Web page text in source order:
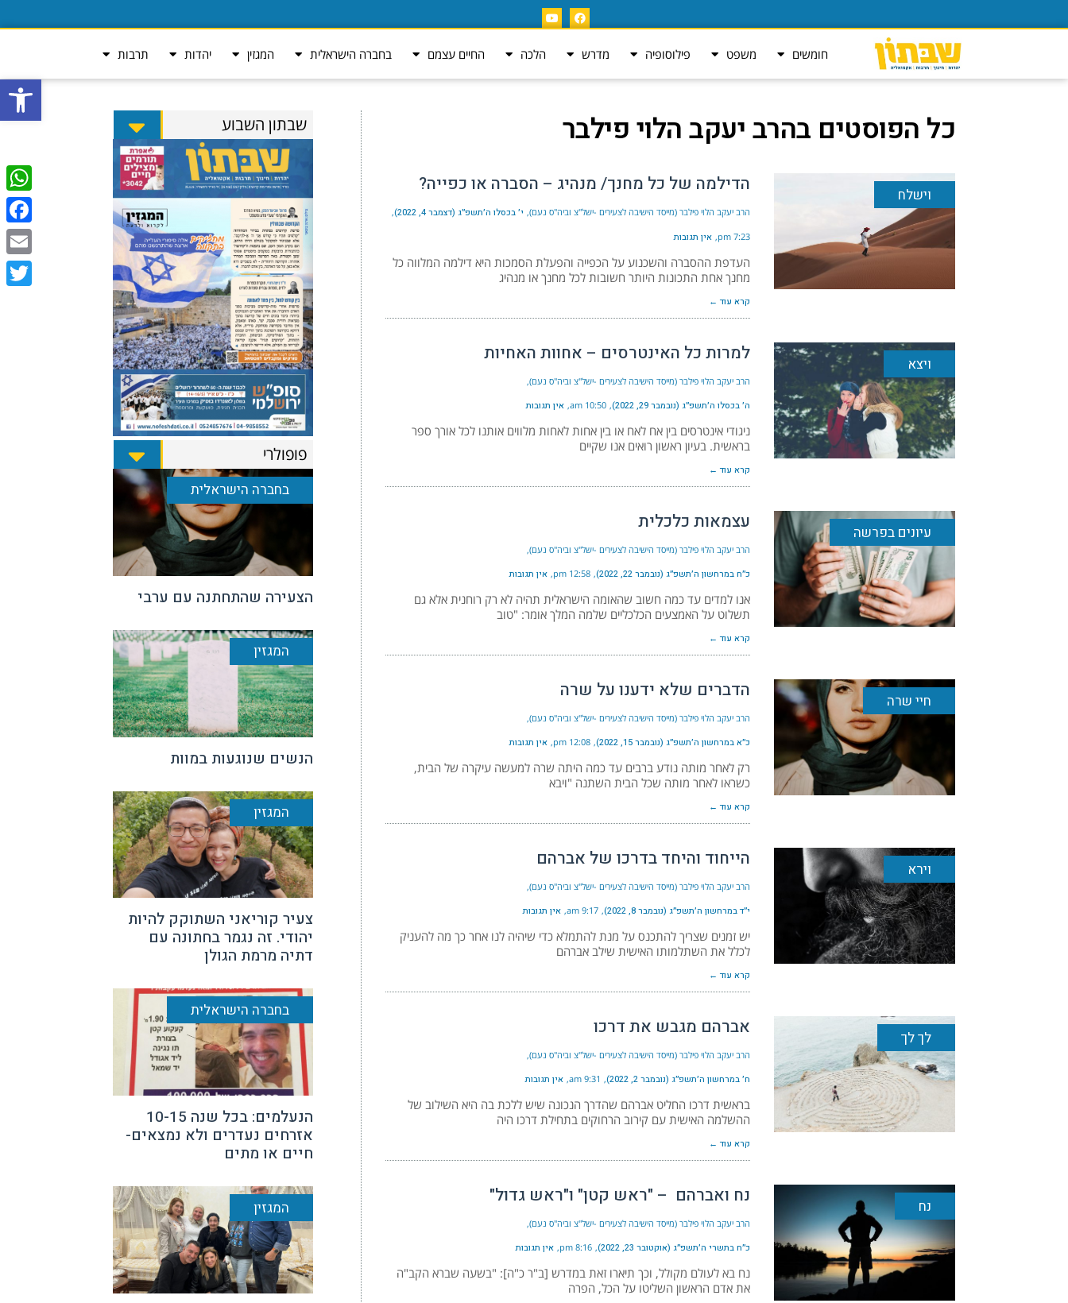
פתח
חומשים משפט פילוסופיה מדרש הלכה החיים עצמם בחברה הישראלית המגזין יהדות תרבות
כל הפוסטים בהרב יעקב הלוי פילבר
וישלח הדילמה של כל מחנך/ מנהיג – הסברה או כפייה?
הרב יעקב הלוי פילבר (מייסד הישיבה לצעירים -ישל"צ וביה"ס נעם) י׳ בכסלו ה׳תשפ״ג (דצמבר 4, 2022)
7:23 pm אין תגובות
העדפת ההסברה והשכנוע על הכפייה והפעלת הסמכות היא דילמה המלווה כל
מחנך אחת התכונות היותר חשובות לכל מחנך או מנהיג
קרא עוד ←
ויצא למרות כל האינטרסים – אחוות האחיות
הרב יעקב הלוי פילבר (מייסד הישיבה לצעירים -ישל"צ וביה"ס נעם)
ה׳ בכסלו ה׳תשפ״ג (נובמבר 29, 2022) 10:50 am אין תגובות
ניגודי אינטרסים בין אח לאח או בין אחות לאחות מלווים אותנו לכל אורך ספר
בראשית. בעיון ראשון רואים אנו שקיים
קרא עוד ←
עיונים בפרשה עצמאות כלכלית
הרב יעקב הלוי פילבר (מייסד הישיבה לצעירים -ישל"צ וביה"ס נעם)
כ״ח במרחשון ה׳תשפ״ג (נובמבר 22, 2022) 12:58 pm אין תגובות
אנו למדים עד כמה חשוב שהאומה הישראלית תהיה לא רק רוחנית אלא גם
תשלוט על האמצעים הכלכליים שלמה המלך אומר: "טוב
קרא עוד ←
חיי שרה הדברים שלא ידענו על שרה
הרב יעקב הלוי פילבר (מייסד הישיבה לצעירים -ישל"צ וביה"ס נעם)
כ״א במרחשון ה׳תשפ״ג (נובמבר 15, 2022) 12:08 pm אין תגובות
רק לאחר מותה נודע ברבים עד כמה היתה שרה למעשה עיקרה של הבית,
כשראו לאחר מותה שכל הבית השתנה "ויבא
קרא עוד ←
וירא הייחוד והיחד בדרכו של אברהם
הרב יעקב הלוי פילבר (מייסד הישיבה לצעירים -ישל"צ וביה"ס נעם)
י״ד במרחשון ה׳תשפ״ג (נובמבר 8, 2022) 9:17 am אין תגובות
יש זמנים שצריך להתכנס על מנת להתמלא כדי שיהיה לנו אחר כך מה להעניק
לכלל את השתלמותו האישית שילב אברהם
קרא עוד ←
לך לך אברהם מגבש את דרכו
הרב יעקב הלוי פילבר (מייסד הישיבה לצעירים -ישל"צ וביה"ס נעם)
ח׳ במרחשון ה׳תשפ״ג (נובמבר 2, 2022) 9:31 am אין תגובות
בראשית דרכו החליט אברהם שהדרך הנכונה שיש ללכת בה היא השילוב של
ההשלמה האישית עם קירוב הרחוקים בתחילת דרכו היה
קרא עוד ←
נח נח ואברהם – "ראש קטן" ו"ראש גדול"
הרב יעקב הלוי פילבר (מייסד הישיבה לצעירים -ישל"צ וביה"ס נעם)
כ״ח בתשרי ה׳תשפ״ג (אוקטובר 23, 2022) 8:16 pm אין תגובות
נח בא לעולם מקולל, וכך תיארו זאת במדרש [ב"ר כ"ה]: "בשעה שברא הקב"ה
את אדם הראשון השליטו על הכל, הפרה
שבתון השבוע
פופולרי
בחברה הישראלית
הצעירה שהתחתנה עם ערבי
המגזין
הנשים שנוגעות במוות
המגזין
צעיר קוריאני השתוקק להיות
יהודי. זה נגמר בחתונה עם
דתיה מרמת הגולן
בחברה הישראלית
הנעלמים: בכל שנה 10-15
אזרחים נעדרים ולא נמצאים-
חיים או מתים
המגזין
Email